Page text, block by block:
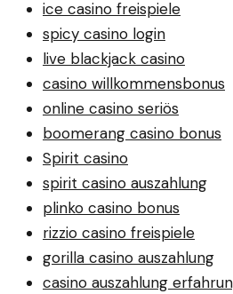
ice casino freispiele
spicy casino login
live blackjack casino
casino willkommensbonus
online casino seriös
boomerang casino bonus
Spirit casino
spirit casino auszahlung
plinko casino bonus
rizzio casino freispiele
gorilla casino auszahlung
casino auszahlung